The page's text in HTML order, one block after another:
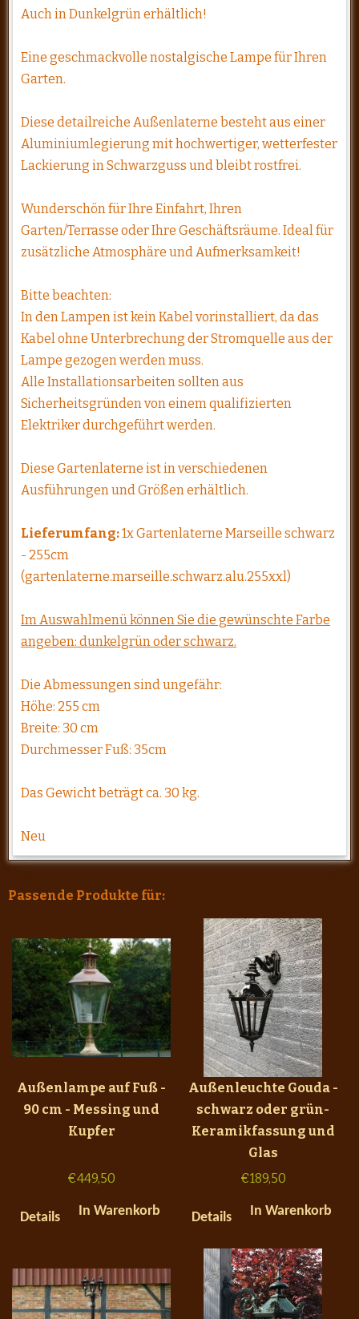
Auch in Dunkelgrün erhältlich!
Eine geschmackvolle nostalgische Lampe für Ihren
Garten.
Diese detailreiche Außenlaterne besteht aus einer
Aluminiumlegierung mit hochwertiger, wetterfester
Lackierung in Schwarzguss und bleibt rostfrei.
Wunderschön für Ihre Einfahrt, Ihren
Garten/Terrasse oder Ihre Geschäftsräume. Ideal für
zusätzliche Atmosphäre und Aufmerksamkeit!
Bitte beachten:
In den Lampen ist kein Kabel vorinstalliert, da das
Kabel ohne Unterbrechung der Stromquelle aus der
Lampe gezogen werden muss.
Alle Installationsarbeiten sollten aus
Sicherheitsgründen von einem qualifizierten
Elektriker durchgeführt werden.
Diese Gartenlaterne ist in verschiedenen
Ausführungen und Größen erhältlich.
Lieferumfang:1x Gartenlaterne Marseille schwarz
- 255cm
(gartenlaterne.marseille.schwarz.alu.255xxl)
Im Auswahlmenü können Sie die gewünschte Farbe
angeben: dunkelgrün oder schwarz.
Die Abmessungen sind ungefähr:
Höhe: 255 cm
Breite: 30 cm
Durchmesser Fuß: 35cm
Das Gewicht beträgt ca. 30 kg.
Neu
Passende Produkte für:
Außenlampe auf Fuß -
90 cm - Messing und
Kupfer
€449,50
Details In Warenkorb
Außenleuchte Gouda -
schwarz oder grün-
Keramikfassung und
Glas
€189,50
Details In Warenkorb